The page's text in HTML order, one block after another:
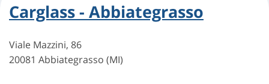
Carglass - Abbiategrasso
Viale Mazzini, 86
20081 Abbiategrasso (MI)